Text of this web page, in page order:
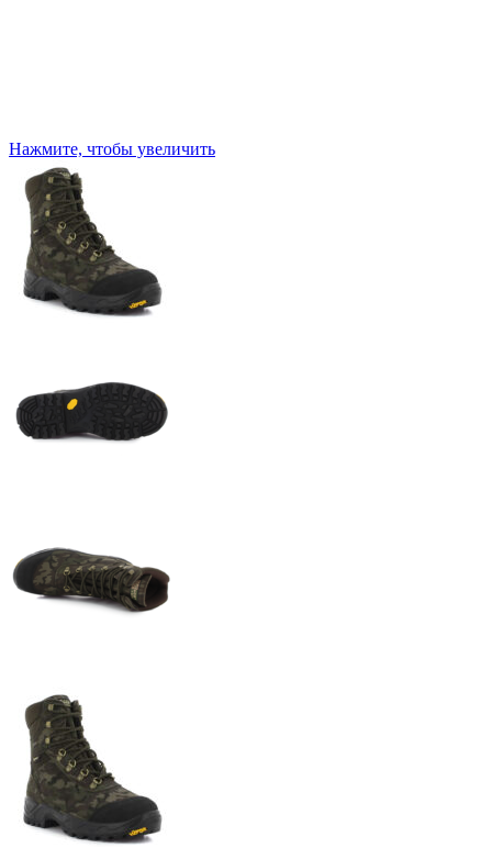
Нажмите, чтобы увеличить